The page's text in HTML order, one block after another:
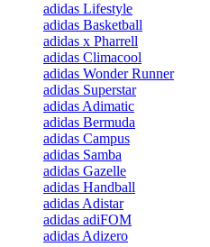
adidas Lifestyle
adidas Basketball
adidas x Pharrell
adidas Climacool
adidas Wonder Runner
adidas Superstar
adidas Adimatic
adidas Bermuda
adidas Campus
adidas Samba
adidas Gazelle
adidas Handball
adidas Adistar
adidas adiFOM
adidas Adizero